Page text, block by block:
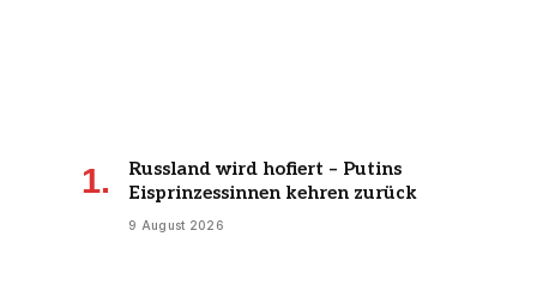
Russland wird hofiert – Putins
Eisprinzessinnen kehren zurück
9 August 2026